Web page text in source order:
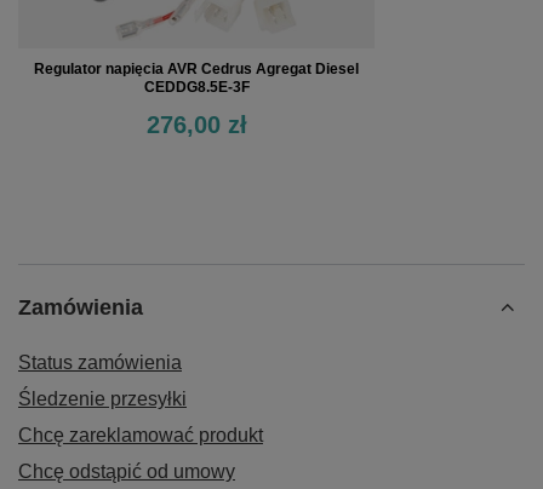
Regulator napięcia AVR Cedrus Agregat Diesel
CEDDG8.5E-3F
276,00 zł
Zamówienia
Status zamówienia
Śledzenie przesyłki
Chcę zareklamować produkt
Chcę odstąpić od umowy